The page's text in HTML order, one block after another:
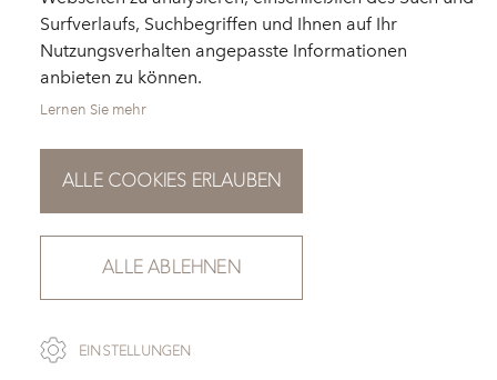
HÄNDLERSUCHE
KATALOGBESTELLUNG
NEWSLETTER
Surfverlaufs, Suchbegriffen und Ihnen auf Ihr
Nutzungsverhalten angepasste Informationen
anbieten zu können.
Lernen Sie mehr
ALLE COOKIES ERLAUBEN
ALLE ABLEHNEN
EINSTELLUNGEN